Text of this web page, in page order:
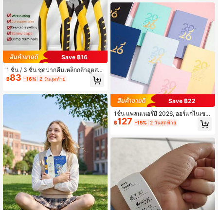
Save ฿16
1 ชิ้น / 3 ชิ้น ชุดปากคีมเหล็กกล้าอุตสา
หกรรม, คีมอเนกประสงค์ขนาด 6 นิ้ว แ
ละ 8 นิ้ว, คีมปากแหลม คีมตัด ไม่ลื่น กั
มยางด้ามฟิตเนสสำหรับช่างไฟฟ้า, เครื่
องมือสำหรับการดูแลภายในและภายน
฿83 -16% 2 วันสุดท้าย
00 หน้า, แฟ้มใส่เอกสารหลายชั้น A4,
มี 6 สีให้เลือก, กันรอยเปื้อนและกันน้ำ, สั
มผัสสบาย, กระเป๋าเอกสารโรงเรียน, ที่ใ
ส่กระดาษสอบ, ดีไซน์แฟชั่น, กระเป๋าจัด
ระเบียบและคัดแยกความจุขนาดใหญ่,
กระเป๋าเก็บสัญญาและใบเสร็จ
Save ฿22
1ชิ้น แพลนเนอร์ปี 2026, ออร์แกไนเซอ
ร์รายวัน 365 วัน, สมุดบันทึกการจัดการ
เวลาภาษาอังกฤษ/สเปน/โปรตุเกส, ปกห
กสี, เลย์เอาต์รายเดือนและรายสัปดาห์,
ขนาดพกพาสะดวก, เหมาะสำหรับการจั
ดการเวลาและการติดตามเป้าหมาย
฿127 -15% 2 วันสุดท้าย